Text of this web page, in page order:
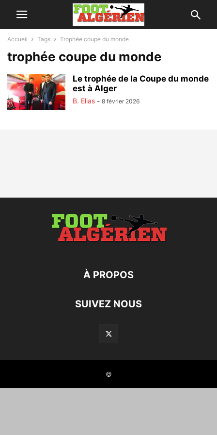
Accueil Tags Trophée coupe du monde
trophée coupe du monde
Le trophée de la Coupe du monde
est à Alger
B. Elias - 8 février 2026
À PROPOS
SUIVEZ NOUS
©